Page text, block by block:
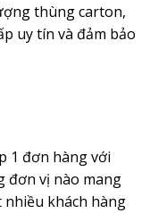
thùng carton,
uy tín và đảm bảo
1 đơn hàng với
vị nào mang
nhiều khách hàng